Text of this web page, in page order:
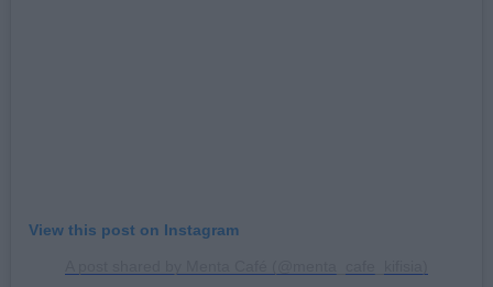
View this post on Instagram